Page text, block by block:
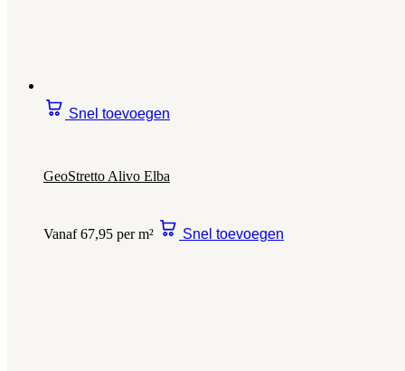
Snel toevoegen
GeoStretto Alivo Elba
Vanaf 67,95 per m² Snel toevoegen